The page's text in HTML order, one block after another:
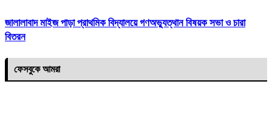
জালালাবাদ মাইজ পাড়া প্রাথমিক বিদ্যালয়ে গণঅভ্যুত্থান বিষয়ক সভা ও চারা
বিতরন
ফেসবুকে আমরা